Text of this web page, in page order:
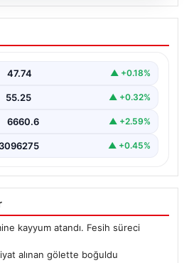
hafriyat alınan
“content”: “ Erzurum’un Oltu…
47.74 ▲ +0.18%
55.25 ▲ +0.32%
6660.6 ▲ +2.59%
3096275 ▲ +0.45%
kayyum atandı. Fesih süreci
alınan gölette boğuldu